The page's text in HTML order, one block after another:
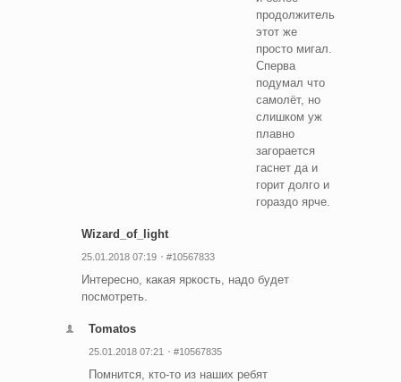
продолжительная,
этот же
просто мигал.
Сперва
подумал что
самолёт, но
слишком уж
плавно
загорается
гаснет да и
горит долго и
гораздо ярче.
Wizard_of_light
25.01.2018 07:19 #10567833
Интересно, какая яркость, надо будет
посмотреть.
Tomatos
25.01.2018 07:21 #10567835
Помнится, кто-то из наших ребят